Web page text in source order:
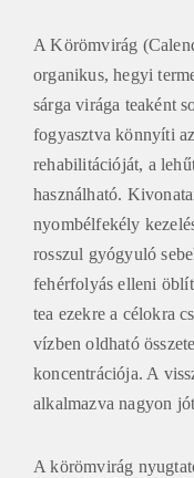
A Körömvirág
organikus, hegyi
sárga virága teaként
fogyasztva könnyíti
rehabilitációját, a
használható.
nyombélfekély
rosszul gyógyuló
fehérfolyás elleni
tea ezekre a célokra
vízben oldható
koncentrációja. A
alkalmazva nagyon
A körömvirág